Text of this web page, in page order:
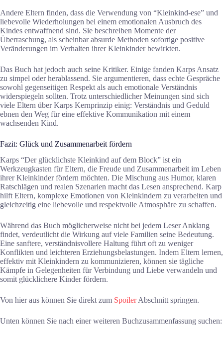
Andere Eltern finden, dass die Verwendung von “Kleinkind-ese” und
liebevolle Wiederholungen bei einem emotionalen Ausbruch des
Kindes entwaffnend sind. Sie beschreiben Momente der
Überraschung, als scheinbar absurde Methoden sofortige positive
Veränderungen im Verhalten ihrer Kleinkinder bewirkten.
Das Buch hat jedoch auch seine Kritiker. Einige fanden Karps Ansatz
zu simpel oder herablassend. Sie argumentieren, dass echte Gespräche
sowohl gegenseitigen Respekt als auch emotionale Verständnis
widerspiegeln sollten. Trotz unterschiedlicher Meinungen sind sich
viele Eltern über Karps Kernprinzip einig: Verständnis und Geduld
ebnen den Weg für eine effektive Kommunikation mit einem
wachsenden Kind.
Fazit: Glück und Zusammenarbeit fördern
Karps “Der glücklichste Kleinkind auf dem Block” ist ein
Werkzeugkasten für Eltern, die Freude und Zusammenarbeit im Leben
ihrer Kleinkinder fördern möchten. Die Mischung aus Humor, klaren
Ratschlägen und realen Szenarien macht das Lesen ansprechend. Karp
hilft Eltern, komplexe Emotionen von Kleinkindern zu verarbeiten und
gleichzeitig eine liebevolle und respektvolle Atmosphäre zu schaffen.
Während das Buch möglicherweise nicht bei jedem Leser Anklang
findet, verdeutlicht die Wirkung auf viele Familien seine Bedeutung.
Eine sanftere, verständnisvollere Haltung führt oft zu weniger
Konflikten und leichteren Erziehungsbelastungen. Indem Eltern lernen,
effektiv mit Kleinkindern zu kommunizieren, können sie tägliche
Kämpfe in Gelegenheiten für Verbindung und Liebe verwandeln und
somit glücklichere Kinder fördern.
Von hier aus können Sie direkt zum SpoilerAbschnitt springen.
Unten können Sie nach einer weiteren Buchzusammenfassung suchen: